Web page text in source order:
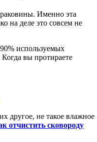
Именно эта
на деле это совсем не
используемых
вы протираете
другое, не такое влажное
отчистить сковороду